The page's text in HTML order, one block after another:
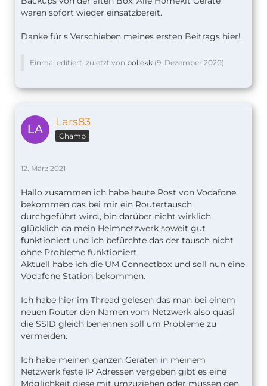
waren sofort wieder einsatzbereit.
Danke für's Verschieben meines ersten Beitrags hier!
Einmal editiert, zuletzt von bollekk (9. Dezember 2020)
Lars83
Champ
12. März 2021
Hallo zusammen ich habe heute Post von Vodafone
bekommen das bei mir ein Routertausch
durchgeführt wird., bin darüber nicht wirklich
glücklich da mein Heimnetzwerk soweit gut
funktioniert und ich befürchte das der tausch nicht
ohne Probleme funktioniert.
Aktuell habe ich die UM Connectbox und soll nun eine
Vodafone Station bekommen.
Ich habe hier im Thread gelesen das man bei einem
neuen Router den Namen vom Netzwerk also quasi
die SSID gleich benennen soll um Probleme zu
vermeiden.
Ich habe meinen ganzen Geräten in meinem
Netzwerk feste IP Adressen vergeben gibt es eine
Möglichkeit diese mit umzuziehen oder müssen den